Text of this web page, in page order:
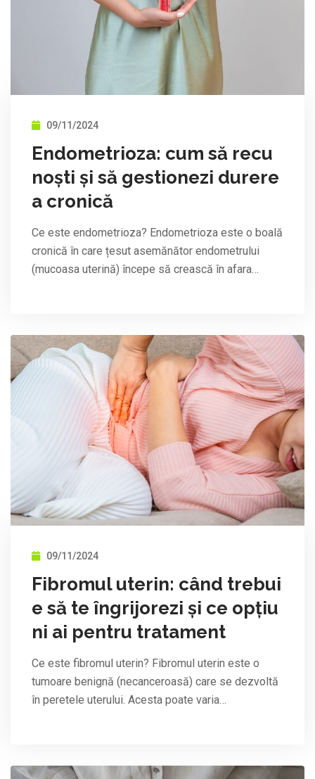
09/11/2024
Endometrioza: cum să recu
noști și să gestionezi durere
a cronică
Ce este endometrioza? Endometrioza este o boală
cronică în care țesut asemănător endometrului
(mucoasa uterină) începe să crească în afara…
09/11/2024
Fibromul uterin: când trebui
e să te îngrijorezi și ce opțiu
ni ai pentru tratament
Ce este fibromul uterin? Fibromul uterin este o
tumoare benignă (necanceroasă) care se dezvoltă
în peretele uterului. Acesta poate varia…